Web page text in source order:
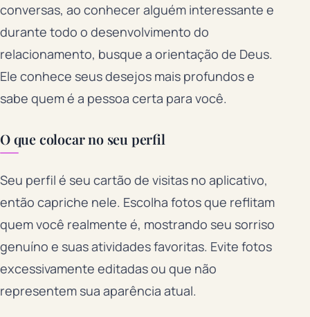
conversas, ao conhecer alguém interessante e
durante todo o desenvolvimento do
relacionamento, busque a orientação de Deus.
Ele conhece seus desejos mais profundos e
sabe quem é a pessoa certa para você.
O que colocar no seu perfil
Seu perfil é seu cartão de visitas no aplicativo,
então capriche nele. Escolha fotos que reflitam
quem você realmente é, mostrando seu sorriso
genuíno e suas atividades favoritas. Evite fotos
excessivamente editadas ou que não
representem sua aparência atual.